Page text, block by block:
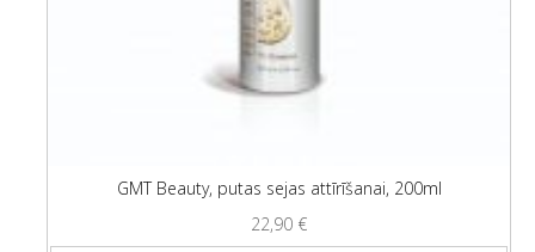
GMT Beauty, putas sejas attīrīšanai, 200ml
22,90 €